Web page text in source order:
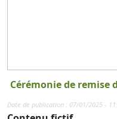
Cérémonie de remise
Date de publication : 07/01/2025 -